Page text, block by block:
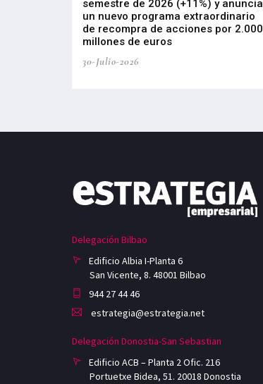
semestre de 2026 (+11%) y anuncia
un nuevo programa extraordinario
de recompra de acciones por 2.000
millones de euros
30-Julio-2026
Delegación Bilbao
Edificio Albia I-Planta 6
San Vicente, 8. 48001 Bilbao
944 27 44 46
estrategia@estrategia.net
Delegación Donostia-San Sebastian
Edificio ACB – Planta 2 Ofic. 216
Portuetxe Bidea, 51. 20018 Donostia